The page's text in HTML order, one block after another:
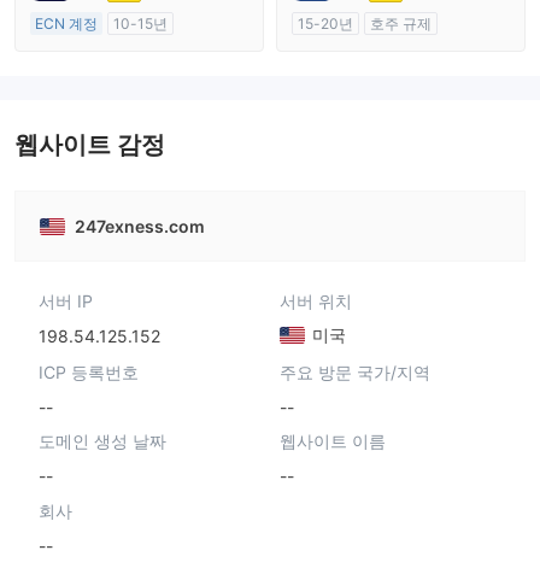
ECN 계정
10-15년
15-20년
호주 규제
웹사이트 감정
247exness.com
서버 IP
198.54.125.152
서버 위치
미국
ICP 등록번호
--
주요 방문 국가/지역
--
도메인 생성 날짜
--
웹사이트 이름
--
회사
--